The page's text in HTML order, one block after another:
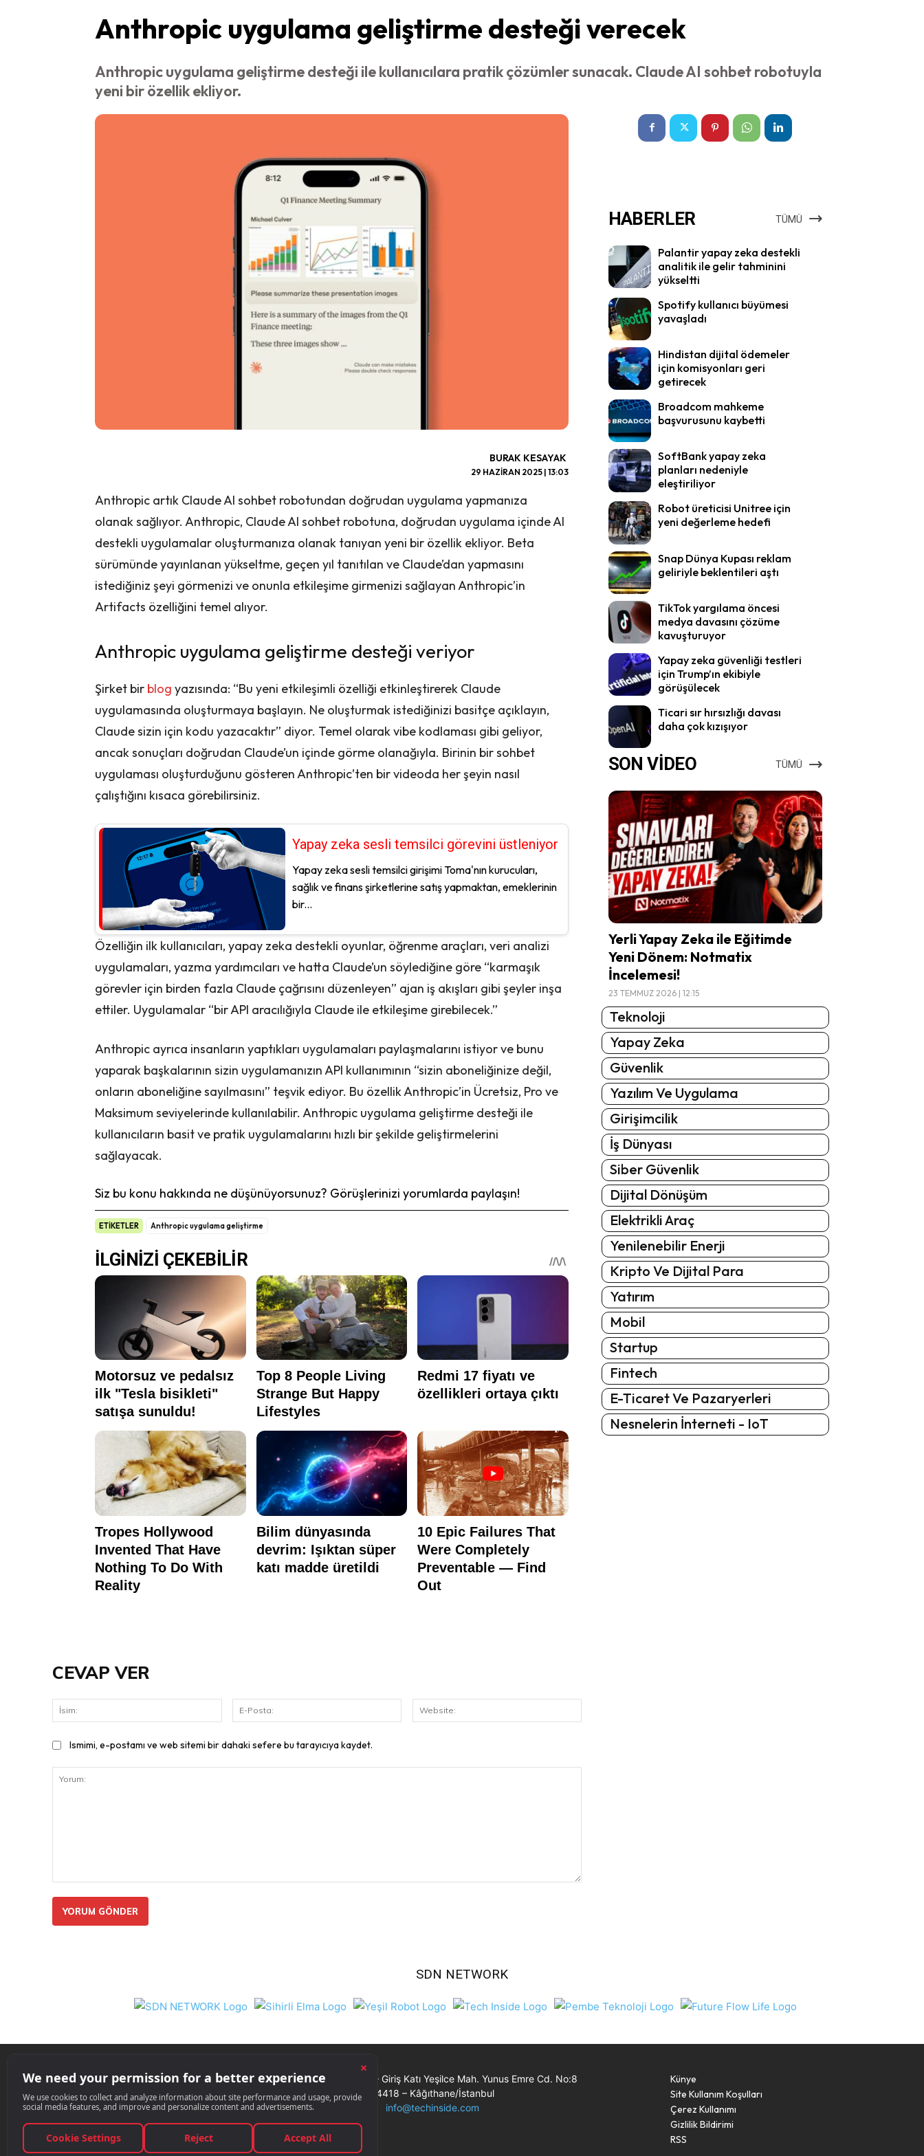
Anthropic uygulama geliştirme desteği verecek
Anthropic uygulama geliştirme desteği ile kullanıcılara pratik çözümler sunacak. Claude AI sohbet robotuyla
yeni bir özellik ekliyor.
BURAK KESAYAK
29 HAZIRAN 2025 | 13:03
Anthropic artık Claude AI sohbet robotundan doğrudan uygulama yapmanıza
olanak sağlıyor. Anthropic, Claude AI sohbet robotuna, doğrudan uygulama içinde AI
destekli uygulamalar oluşturmanıza olanak tanıyan yeni bir özellik ekliyor. Beta
sürümünde yayınlanan yükseltme, geçen yıl tanıtılan ve Claude’dan yapmasını
istediğiniz şeyi görmenizi ve onunla etkileşime girmenizi sağlayan Anthropic’in
Artifacts özelliğini temel alıyor.
Anthropic uygulama geliştirme desteği veriyor
Şirket bir blog yazısında: “Bu yeni etkileşimli özelliği etkinleştirerek Claude
uygulamasında oluşturmaya başlayın. Ne oluşturmak istediğinizi basitçe açıklayın,
Claude sizin için kodu yazacaktır” diyor. Temel olarak vibe kodlaması gibi geliyor,
ancak sonuçları doğrudan Claude’un içinde görme olanağıyla. Birinin bir sohbet
uygulaması oluşturduğunu gösteren Anthropic’ten bir videoda her şeyin nasıl
çalıştığını kısaca görebilirsiniz.
Yapay zeka sesli temsilci görevini üstleniyor
Yapay zeka sesli temsilci girişimi Toma'nın kurucuları,
sağlık ve finans şirketlerine satış yapmaktan, emeklerinin
bir...
Özelliğin ilk kullanıcıları, yapay zeka destekli oyunlar, öğrenme araçları, veri analizi
uygulamaları, yazma yardımcıları ve hatta Claude’un söylediğine göre “karmaşık
görevler için birden fazla Claude çağrısını düzenleyen” ajan iş akışları gibi şeyler inşa
ettiler. Uygulamalar “bir API aracılığıyla Claude ile etkileşime girebilecek.”
Anthropic ayrıca insanların yaptıkları uygulamaları paylaşmalarını istiyor ve bunu
yaparak başkalarının sizin uygulamanızın API kullanımının “sizin aboneliğinize değil,
onların aboneliğine sayılmasını” teşvik ediyor. Bu özellik Anthropic’in Ücretsiz, Pro ve
Maksimum seviyelerinde kullanılabilir. Anthropic uygulama geliştirme desteği ile
kullanıcıların basit ve pratik uygulamalarını hızlı bir şekilde geliştirmelerini
sağlayacak.
Siz bu konu hakkında ne düşünüyorsunuz? Görüşlerinizi yorumlarda paylaşın!
ETİKETLER Anthropic uygulama geliştirme
HABERLER TÜMÜ
Palantir yapay zeka destekli
analitik ile gelir tahminini
yükseltti
Spotify kullanıcı büyümesi
yavaşladı
Hindistan dijital ödemeler
için komisyonları geri
getirecek
Broadcom mahkeme
başvurusunu kaybetti
SoftBank yapay zeka
planları nedeniyle
eleştiriliyor
Robot üreticisi Unitree için
yeni değerleme hedefi
Snap Dünya Kupası reklam
geliriyle beklentileri aştı
TikTok yargılama öncesi
medya davasını çözüme
kavuşturuyor
Yapay zeka güvenliği testleri
için Trump’ın ekibiyle
görüşülecek
Ticari sır hırsızlığı davası
daha çok kızışıyor
SON VİDEO TÜMÜ
Yerli Yapay Zeka ile Eğitimde
Yeni Dönem: Notmatix
İncelemesi!
23 TEMMUZ 2026 | 12:15
Teknoloji
Yapay Zeka
Güvenlik
Yazılım Ve Uygulama
Girişimcilik
İş Dünyası
Siber Güvenlik
Dijital Dönüşüm
Elektrikli Araç
Yenilenebilir Enerji
Kripto Ve Dijital Para
Yatırım
Mobil
Startup
Fintech
E-Ticaret Ve Pazaryerleri
Nesnelerin İnterneti - IoT
CEVAP VER
İsim:
Posta:
Ismimi, e-postamı ve web sitemi bir dahaki sefere bu tarayıcıya kaydet.
SDN NETWORK
Nil Ticaret Merkezi – Giriş Katı Yeşilce Mah. Yunus Emre Cd. No:8
34418 – Kâğıthane/İstanbul
info@techinside.com
Künye
Site Kullanım Koşulları
Çerez Kullanımı
Gizlilik Bildirimi
RSS